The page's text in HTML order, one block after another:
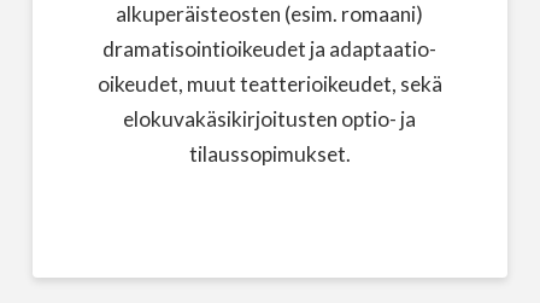
alkuperäisteosten (esim. romaani)
dramatisointioikeudet ja adaptaatio-
oikeudet, muut teatterioikeudet, sekä
elokuvakäsikirjoitusten optio- ja
tilaussopimukset.